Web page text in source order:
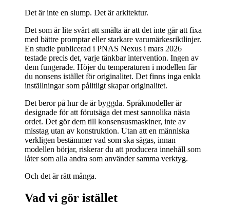
Det är inte en slump. Det är arkitektur.
Det som är lite svårt att smälta är att det inte går att fixa
med bättre promptar eller starkare varumärkesriktlinjer.
En studie publicerad i PNAS Nexus i mars 2026
testade precis det, varje tänkbar intervention. Ingen av
dem fungerade. Höjer du temperaturen i modellen får
du nonsens istället för originalitet. Det finns inga enkla
inställningar som pålitligt skapar originalitet.
Det beror på hur de är byggda. Språkmodeller är
designade för att förutsäga det mest sannolika nästa
ordet. Det gör dem till konsensusmaskiner, inte av
misstag utan av konstruktion. Utan att en människa
verkligen bestämmer vad som ska sägas, innan
modellen börjar, riskerar du att producera innehåll som
låter som alla andra som använder samma verktyg.
Och det är rätt många.
Vad vi gör istället